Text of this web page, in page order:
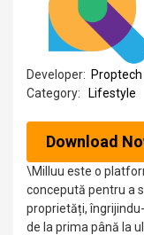
Developer: Proptech
Category:
Lifestyle
Download
\Milluu este o
concepută pentru a
proprietăți,
de la prima până la